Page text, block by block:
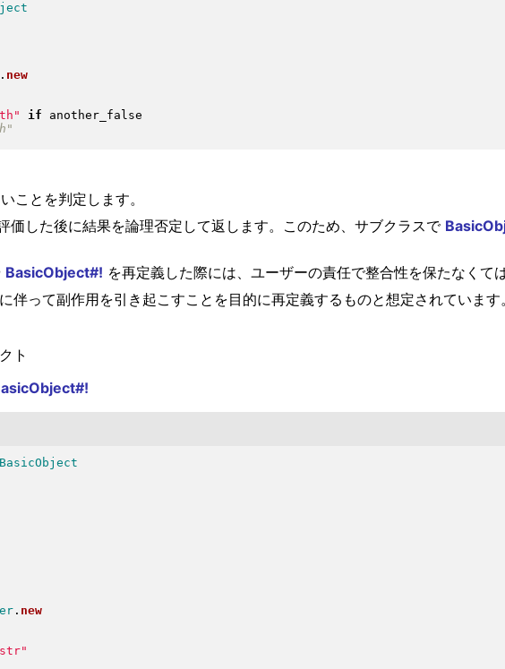
. new
" if
ことを判定します。
した後に結果を論理否定して返します。このため、サブクラスで
BasicObject#! を再定義した際には、ユーザーの責任で整合性を保たなくて
伴って副作用を引き起こすことを目的に再定義するものと想定されています。
ト
BasicObject
. new
str"